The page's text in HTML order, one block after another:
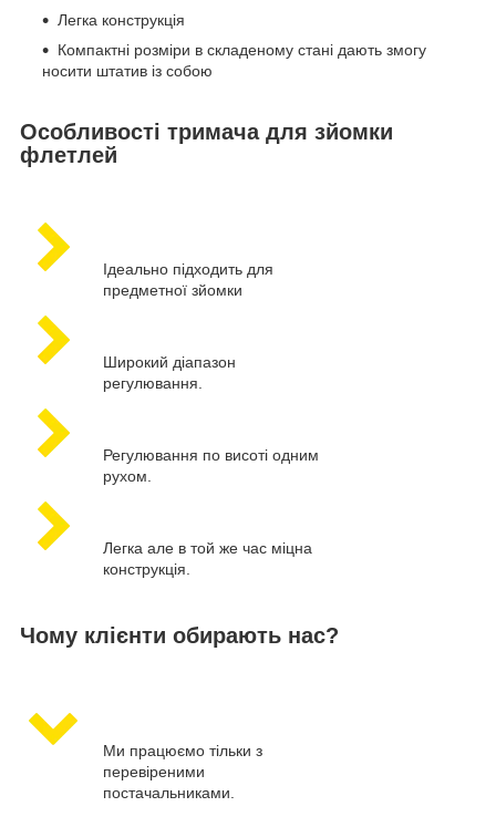
Легка конструкція
Компактні розміри в складеному стані дають змогу
носити штатив із собою
Особливості тримача для зйомки
флетлей
Ідеально підходить для
предметної зйомки
Широкий діапазон
регулювання.
Регулювання по висоті одним
рухом.
Легка але в той же час міцна
конструкція.
Чому клієнти обирають нас?
Ми працюємо тільки з
перевіреними
постачальниками.